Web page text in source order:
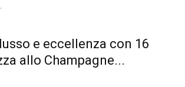
e eccellenza con 16
allo Champagne...